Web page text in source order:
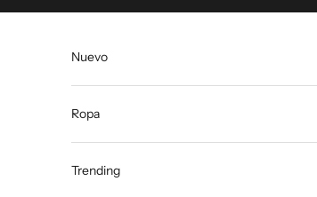
Ir al contenido
Nuevo
Ropa
Trending